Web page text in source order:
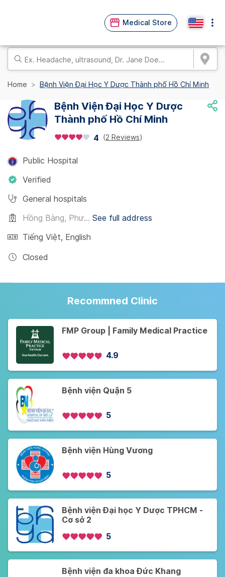
Medical Store
Home Bệnh Viện Đại Học Y Dược Thành phố Hồ Chí Minh
Bệnh Viện Đại Học Y Dược
Thành phố Hồ Chí Minh
4 (2 Reviews)
Public Hospital
Verified
General hospitals
Hồng Bàng, Phư... See full address
Tiếng Việt, English
Closed
Recommned Clinic
FMP Group | Family Medical Practice
4.9
Bệnh viện Quận 5
5
Bệnh viện Hùng Vương
5
Bệnh viện Đại học Y Dược TPHCM -
Cơ sở 2
5
Bệnh viện đa khoa Đức Khang